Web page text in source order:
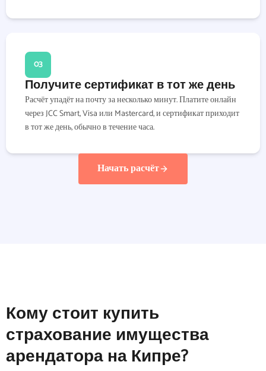
03
Получите сертификат в тот же день
Расчёт упадёт на почту за несколько минут. Платите онлайн
через JCC Smart, Visa или Mastercard, и сертификат приходит
в тот же день, обычно в течение часа.
Начать расчёт
Кому стоит купить
страхование имущества
арендатора на Кипре?